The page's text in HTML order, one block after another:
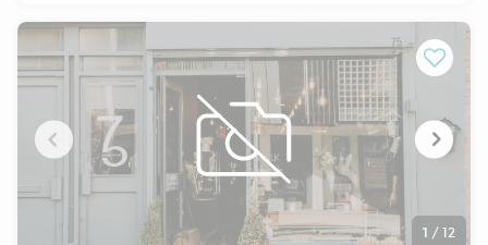
-Rez-de de chaussée de 52 m2 composé d' un espace ouvert
d' un bureau cloisonné d environ 6m2 et d un sous-sol de
44m2 directement accessible avec un escalier intérieur
desservant un espace ouvert et un sanitaire.
Belle hauteur sous plafond-Idéal Show-room
OFFICE vous propose également à la location
(indépendamment à la surface du RDC )et en exclusivité
répartie comme suit une surface de 73m2:
Niveau 1 : Une entrée / espace d'accueil, Trois bureaux
indépendants, Un espace archives, Un sanitaire
1 / 12